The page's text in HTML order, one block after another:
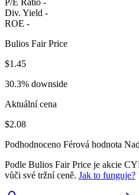
P/E Ratio -
Div. Yield -
ROE -
Bulios Fair Price
$1.45
30.3% downside
Aktuální cena
$2.08
Podhodnoceno Férová hodnota
Podle Bulios Fair Price je akcie
vůči své tržní ceně. Jak to funguje?